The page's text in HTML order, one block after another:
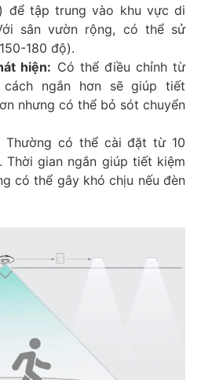
để tập trung vào khu vực di
sân vườn rộng, có thể sử
180 độ).
hiện: Có thể điều chỉnh từ
cách ngắn hơn sẽ giúp tiết
nhưng có thể bỏ sót chuyển
Thường có thể cài đặt từ 10
Thời gian ngắn giúp tiết kiệm
có thể gây khó chịu nếu đèn